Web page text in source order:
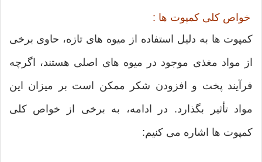
خواص کلی کمپوت ها :
کمپوت ها به دلیل استفاده از میوه های تازه، حاوی برخی
از مواد مغذی موجود در میوه های اصلی هستند، اگرچه
فرآیند پخت و افزودن شکر ممکن است بر میزان این
مواد تأثیر بگذارد. در ادامه، به برخی از خواص کلی
کمپوت ها اشاره می کنیم: